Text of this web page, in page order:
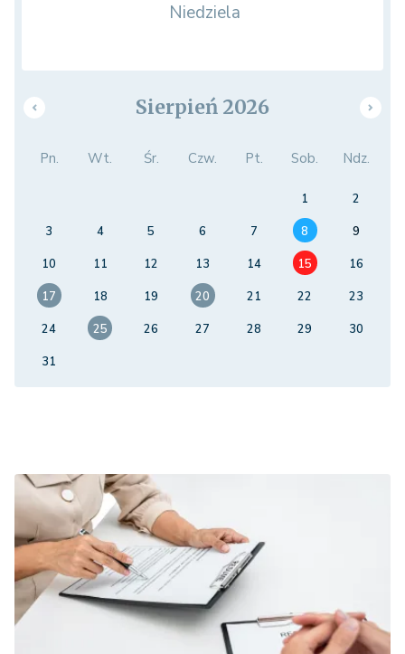
Niedziela
Sierpień 2026
Pn. Wt. Śr. Czw. Pt. Sob. Ndz.
1
2
3
4 5 6 7 8
9
10
11 12 13 14 15
16
17
18 19 20 21 22
23
24
25 26 27 28 29
30
31